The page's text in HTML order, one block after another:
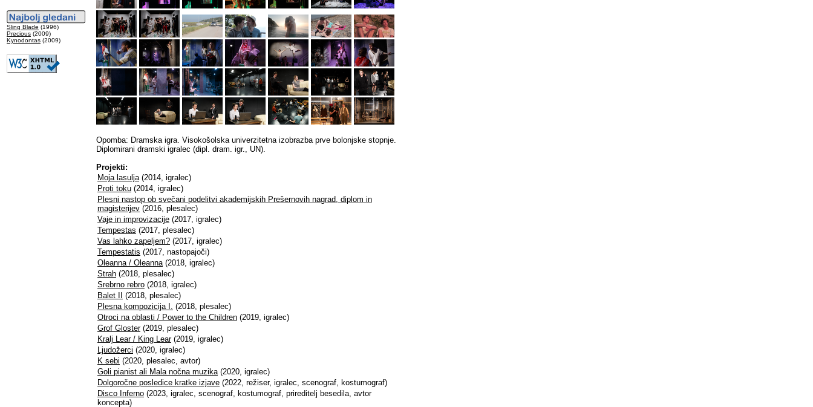
Sling Blade (1996)
Precious (2009)
Kynodontas (2009)
Opomba: Dramska igra. Visokošolska univerzitetna izobrazba prve bolonjske stopnje.
Diplomirani dramski igralec (dipl. dram. igr., UN).
Projekti:
Moja lasulja(2014, igralec)
Proti toku (2014, igralec)
Plesni nastop ob svečani podelitvi akademijskih Prešernovih nagrad, diplom in
magisterijev (2016, plesalec)
Vaje in improvizacije (2017, igralec)
Tempestas (2017, plesalec)
Vas lahko zapeljem? (2017, igralec)
Tempestatis (2017, nastopajoči)
Oleanna / Oleanna(2018, igralec)
Strah (2018, plesalec)
Srebrno rebro (2018, igralec)
Balet II
(2018, plesalec)
Plesna kompozicija I. (2018, plesalec)
Otroci na oblasti / Power to the Children (2019, igralec)
Grof Gloster(2019, plesalec)
Kralj Lear / King Lear(2019, igralec)
Ljudožerci (2020, igralec)
K sebi (2020, plesalec, avtor)
Goli pianist ali Mala nočna muzika(2020, igralec)
Dolgoročne posledice kratke izjave (2022, režiser, igralec, scenograf, kostumograf)
Disco Inferno (2023, igralec, scenograf, kostumograf, prireditelj besedila, avtor
koncepta)